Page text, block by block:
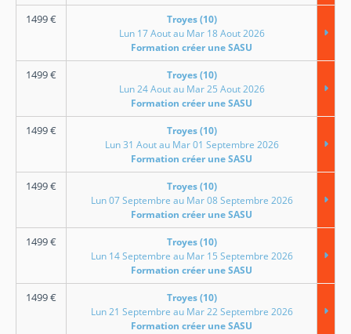
1499€
Troyes (10)
Lun 17 Aout au Mar 18 Aout 2026
Formation créer une SASU
1499€
Troyes (10)
Lun 24 Aout au Mar 25 Aout 2026
Formation créer une SASU
1499€
Troyes (10)
Lun 31 Aout au Mar 01 Septembre 2026
Formation créer une SASU
1499€
Troyes (10)
Lun 07 Septembre au Mar 08 Septembre 2026
Formation créer une SASU
1499€
Troyes (10)
Lun 14 Septembre au Mar 15 Septembre 2026
Formation créer une SASU
1499€
Troyes (10)
Lun 21 Septembre au Mar 22 Septembre 2026
Formation créer une SASU